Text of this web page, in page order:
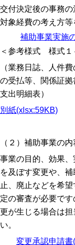
交付決定後の事務
対象経費の考え方等
補助事業実施
＜参考様式 様式１
（業務日誌、人件
の受払等、関係証拠
支出明細表）
別紙(xlsx:59KB)
（２）補助事業の
事業の目的、効果
を及ぼす変更や、
止、廃止などを希
定の審査が必要で
更が生じる場合は
い。
変更承認申請